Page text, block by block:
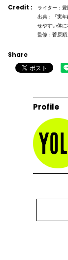
Credit :
ライター：
出典：『実
せやすい体に
監修：菅原
Share
Profile